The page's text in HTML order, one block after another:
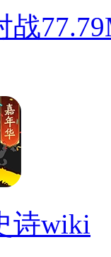
战
诗wiki